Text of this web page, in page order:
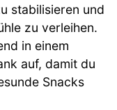
stabilisieren und
zu verleihen.
in einem
auf, damit du
Snacks